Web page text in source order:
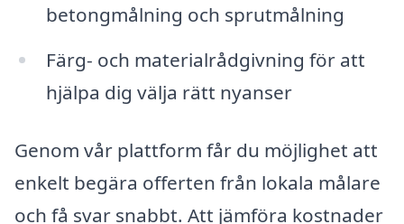
betongmålning och sprutmålning
Färg- och materialrådgivning för att
hjälpa dig välja rätt nyanser
Genom vår plattform får du möjlighet att
enkelt begära offerten från lokala målare
och få svar snabbt. Att jämföra kostnader